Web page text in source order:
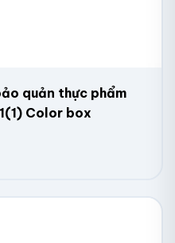
quản thực phẩm
Color box